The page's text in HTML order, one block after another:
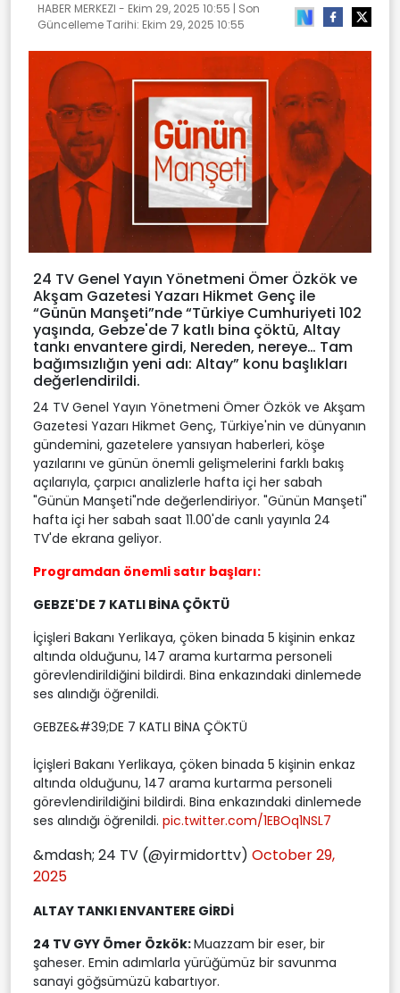
HABER MERKEZI - Ekim 29, 2025 10:55 | Son
Güncelleme Tarihi: Ekim 29, 2025 10:55
24 TV Genel Yayın Yönetmeni Ömer Özkök ve
Akşam Gazetesi Yazarı Hikmet Genç ile
“Günün Manşeti”nde “Türkiye Cumhuriyeti 102
yaşında, Gebze'de 7 katlı bina çöktü, Altay
tankı envantere girdi, Nereden, nereye… Tam
bağımsızlığın yeni adı: Altay” konu başlıkları
değerlendirildi.
24 TV Genel Yayın Yönetmeni Ömer Özkök ve Akşam
Gazetesi Yazarı Hikmet Genç, Türkiye'nin ve dünyanın
gündemini, gazetelere yansıyan haberleri, köşe
yazılarını ve günün önemli gelişmelerini farklı bakış
açılarıyla, çarpıcı analizlerle hafta içi her sabah
"Günün Manşeti"nde değerlendiriyor. "Günün Manşeti"
hafta içi her sabah saat 11.00'de canlı yayınla 24
TV'de ekrana geliyor.
Programdan önemli satır başları:
GEBZE'DE 7 KATLI BİNA ÇÖKTÜ
İçişleri Bakanı Yerlikaya, çöken binada 5 kişinin enkaz
altında olduğunu, 147 arama kurtarma personeli
görevlendirildiğini bildirdi. Bina enkazındaki dinlemede
ses alındığı öğrenildi.
GEBZE&#39;DE 7 KATLI BİNA ÇÖKTÜ
İçişleri Bakanı Yerlikaya, çöken binada 5 kişinin enkaz
altında olduğunu, 147 arama kurtarma personeli
görevlendirildiğini bildirdi. Bina enkazındaki dinlemede
ses alındığı öğrenildi. pic.twitter.com/1EBOq1NSL7
&mdash; 24 TV (@yirmidorttv) October 29,
2025
ALTAY TANKI ENVANTERE GİRDİ
24 TV GYY Ömer Özkök:Muazzam bir eser, bir
şaheser. Emin adımlarla yürüğümüz bir savunma
sanayi göğsümüzü kabartıyor.